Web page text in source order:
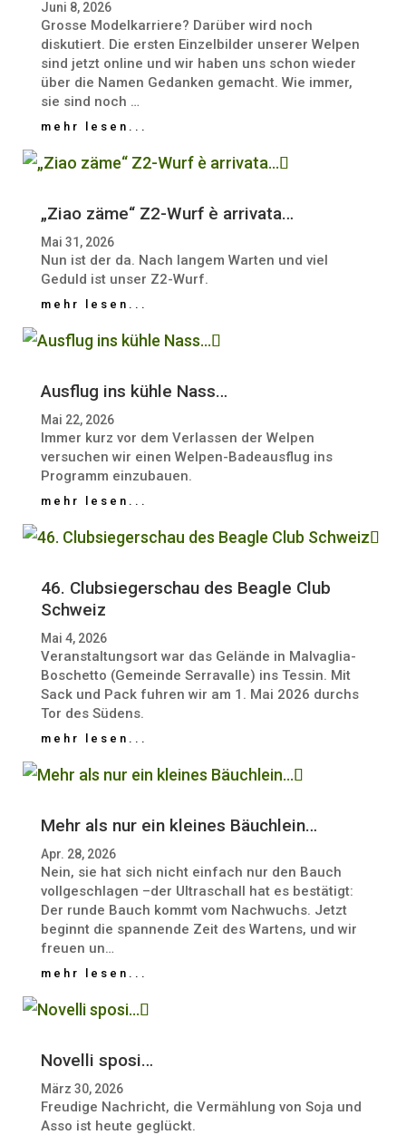
Juni 8, 2026
Grosse Modelkarriere? Darüber wird noch
diskutiert. Die ersten Einzelbilder unserer Welpen
sind jetzt online und wir haben uns schon wieder
über die Namen Gedanken gemacht. Wie immer,
sie sind noch …
mehr lesen...
„Ziao zäme“ Z2-Wurf è arrivata…
Mai 31, 2026
Nun ist der da. Nach langem Warten und viel
Geduld ist unser Z2-Wurf.
mehr lesen...
Ausflug ins kühle Nass…
Mai 22, 2026
Immer kurz vor dem Verlassen der Welpen
versuchen wir einen Welpen-Badeausflug ins
Programm einzubauen.
mehr lesen...
46. Clubsiegerschau des Beagle Club
Schweiz
Mai 4, 2026
Veranstaltungsort war das Gelände in Malvaglia-
Boschetto (Gemeinde Serravalle) ins Tessin. Mit
Sack und Pack fuhren wir am 1. Mai 2026 durchs
Tor des Südens.
mehr lesen...
Mehr als nur ein kleines Bäuchlein…
Apr. 28, 2026
Nein, sie hat sich nicht einfach nur den Bauch
vollgeschlagen –der Ultraschall hat es bestätigt:
Der runde Bauch kommt vom Nachwuchs. Jetzt
beginnt die spannende Zeit des Wartens, und wir
freuen un…
mehr lesen...
Novelli sposi…
März 30, 2026
Freudige Nachricht, die Vermählung von Soja und
Asso ist heute geglückt.